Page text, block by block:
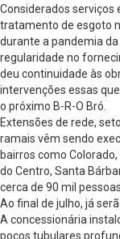
Considerados serviços
tratamento de esgoto
durante a pandemia
regularidade no
deu continuidade às
intervenções essas
o próximo B-R-O Bró.
Extensões de rede,
ramais vêm sendo
bairros como
do Centro, Santa
cerca de 90 mil pessoas.
Ao final de julho, já
A concessionária
poços tubulares